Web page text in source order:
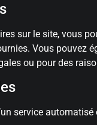
sur le site, vous
Vous pouvez
ou pour des
service